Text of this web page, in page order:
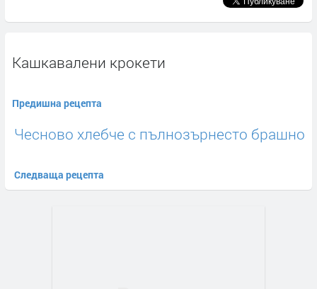
Кашкавалени крокети
Предишна рецепта
Чесново хлебче с пълнозърнесто брашно
Следваща рецепта